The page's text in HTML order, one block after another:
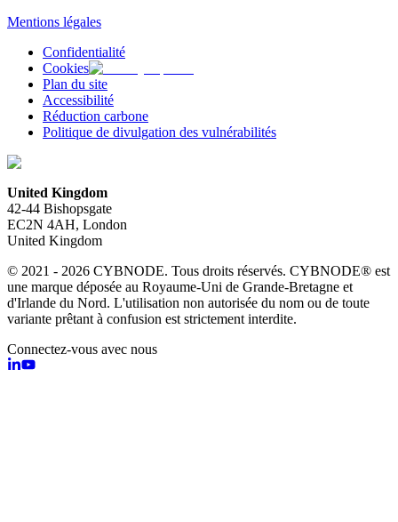
Mentions légales
Confidentialité
Cookies
Plan du site
Accessibilité
Réduction carbone
Politique de divulgation des vulnérabilités
United Kingdom
42-44 Bishopsgate
EC2N 4AH, London
United Kingdom
© 2021 - 2026 CYBNODE. Tous droits réservés. CYBNODE® est
une marque déposée au Royaume-Uni de Grande-Bretagne et
d'Irlande du Nord. L'utilisation non autorisée du nom ou de toute
variante prêtant à confusion est strictement interdite.
Connectez-vous avec nous